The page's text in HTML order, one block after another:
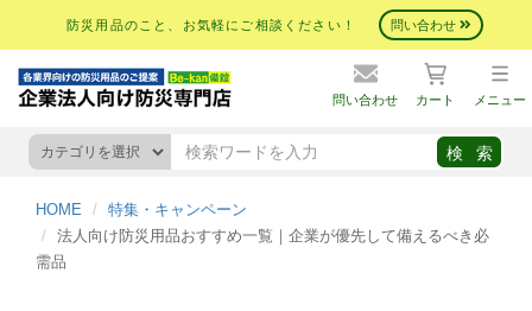
防災用品のこと、お気軽にご相談ください！ 問い合わせ
問い合わせ カート メニュー
HOME
特集・キャンペーン
法人向け防災用品おすすめ一覧｜企業が優先して備えるべき必
需品